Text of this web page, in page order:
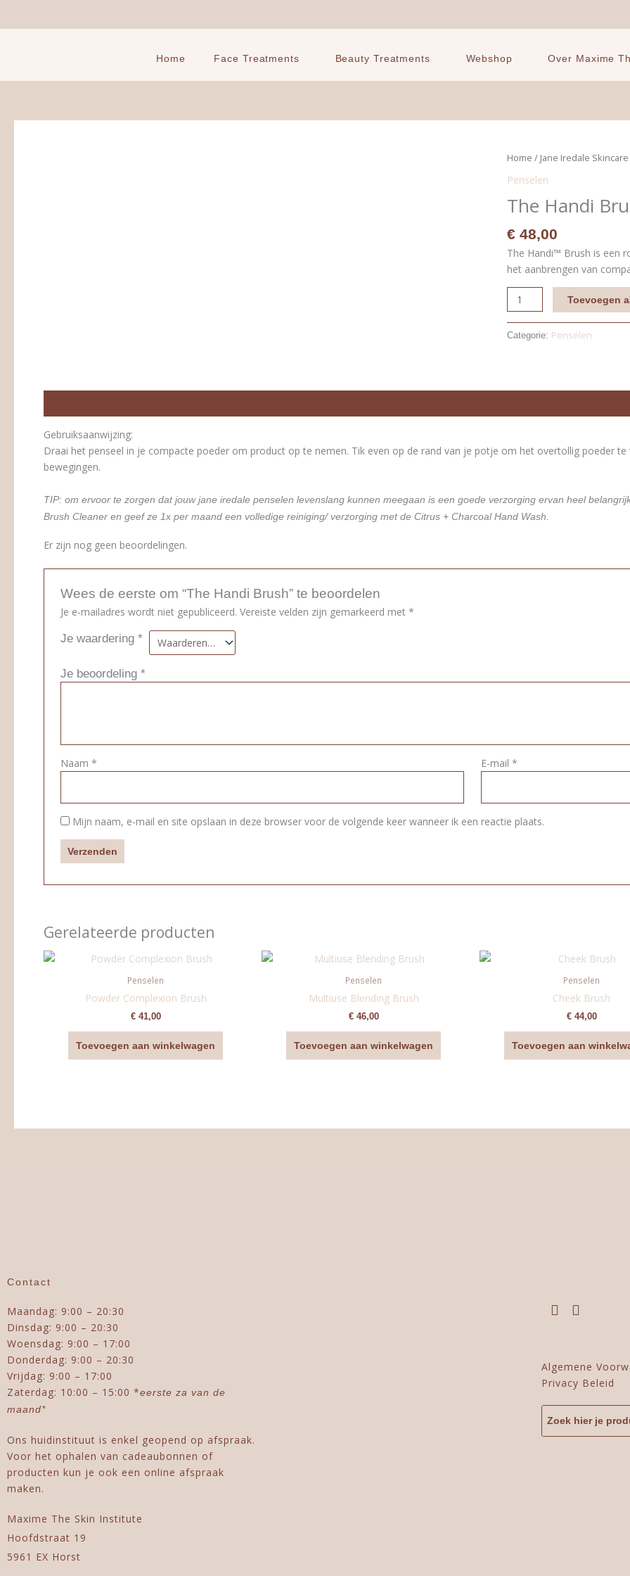
Home Face Treatments Beauty Treatments Webshop Over Maxime
Home / Jane Iredale
Penselen
The Handi
€48,00
The Handi™ Brush is een
het aanbrengen van
The
Handi
aantal
Toevoegen
Categorie: Penselen
Gebruiksaanwijzing:
Draai het penseel in je compacte poeder om product op te nemen. Tik even op de rand van je potje om het overtollig poeder
bewegingen.
TIP: om ervoor te zorgen dat jouw jane iredale penselen levenslang kunnen meegaan is een goede verzorging ervan heel
Brush Cleaner en geef ze 1x per maand een volledige reiniging/ verzorging met de Citrus + Charcoal Hand Wash.
Er zijn nog geen beoordelingen.
Wees de eerste om “The Handi Brush” te beoordelen
Je e-mailadres wordt niet gepubliceerd. Vereiste velden zijn gemarkeerd met*
Je waardering*
Je beoordeling*
Naam* E-mail *
Mijn naam, e-mail en site opslaan in deze browser voor de volgende keer wanneer ik een reactie plaats.
Gerelateerde producten
Penselen
Powder Complexion Brush
€41,00
Toevoegen aan winkelwagen
Penselen
Multiuse Blending Brush
€46,00
Toevoegen aan winkelwagen
Penselen
Cheek Brush
€44,00
Toevoegen aan
Contact
Maandag: 9:00 – 20:30
Dinsdag: 9:00 – 20:30
Woensdag: 9:00 – 17:00
Donderdag: 9:00 – 20:30
Vrijdag: 9:00 – 17:00
Zaterdag: 10:00 – 15:00 *eerste za van de
maand*
Ons huidinstituut is enkel geopend op afspraak.
Voor het ophalen van cadeaubonnen of
producten kun je ook een online afspraak
maken.
Maxime The Skin Institute
Hoofdstraat 19
5961 EX Horst
Algemene
Privacy Beleid